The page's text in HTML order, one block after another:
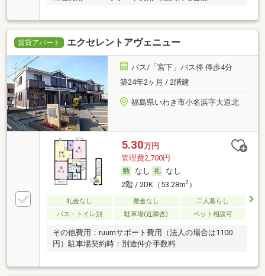
賃貸アパート エクセレントアヴェニュー
バス/「宮下」バス停 停歩4分
築24年2ヶ月 / 2階建
福島県いわき市小名浜字大道北
5.30万円
管理費2,700円
なし
なし
2階 / 2DK（53.28m2）
礼金なし 敷金なし
二人暮らし
バス・トイレ別
駐車場(近隣含) ペット相談可
その他費用：ruumサポート費用（法人の場合は1100
円）駐車場契約時：別途仲介手数料